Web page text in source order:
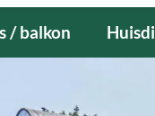
/ balkon